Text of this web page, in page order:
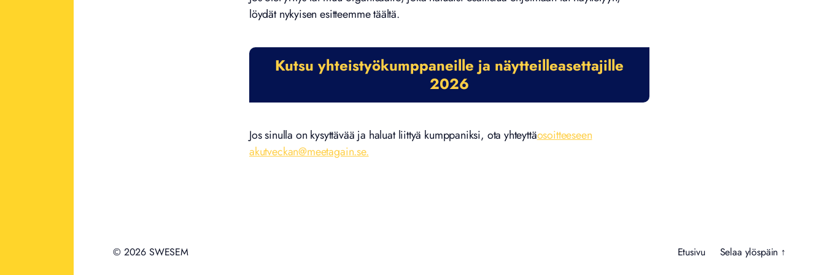
löydät nykyisen esitteemme täältä.
Kutsu yhteistyökumppaneille ja näytteilleasettajille
2026
Jos sinulla on kysyttävää ja haluat liittyä kumppaniksi, ota yhteyttäosoitteeseen
akutveckan@meetagain.se.
© 2026 Etusivu Selaa ylöspäin ↑